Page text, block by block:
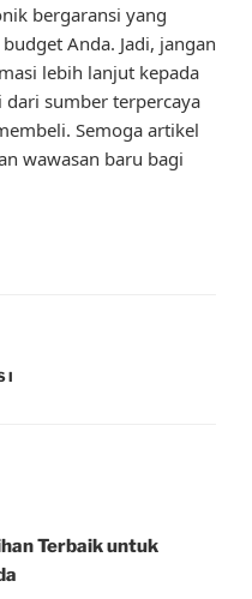
bergaransi yang
Anda. Jadi, jangan
lebih lanjut kepada
sumber terpercaya
Semoga artikel
wawasan baru bagi
Terbaik untuk